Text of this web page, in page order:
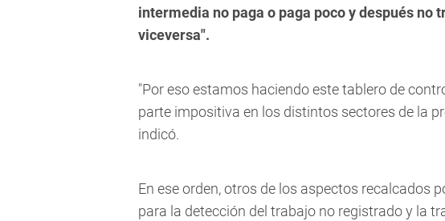
intermedia no paga o paga poco y después no
viceversa".
"Por eso estamos haciendo este tablero de
parte impositiva en los distintos sectores de la
indicó.
En ese orden, otros de los aspectos recalcados
para la detección del trabajo no registrado y la